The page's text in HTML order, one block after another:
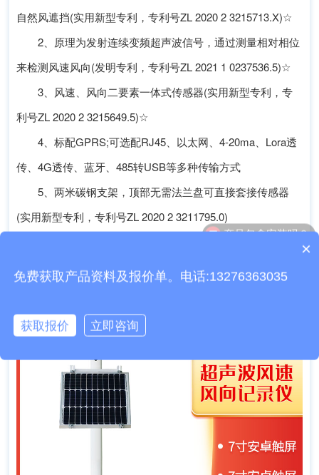
自然风遮挡(实用新型专利，专利号ZL 2020 2 3215713.X)☆
2、原理为发射连续变频超声波信号，通过测量相对相位
来检测风速风向(发明专利，专利号ZL 2021 1 0237536.5)☆
3、风速、风向二要素一体式传感器(实用新型专利，专
利号ZL 2020 2 3215649.5)☆
4、标配GPRS;可选配RJ45、以太网、4-20ma、Lora透
传、4G透传、蓝牙、485转USB等多种传输方式
5、两米碳钢支架，顶部无需法兰盘可直接套接传感器
(实用新型专利，专利号ZL 2020 2 3211795.0)
境，防护等级达到IP65以上
产品包含安装吗？
质保时间是多久？
×
免费获取产品资料及报价单。电话:13276363035
获取报价 立即咨询